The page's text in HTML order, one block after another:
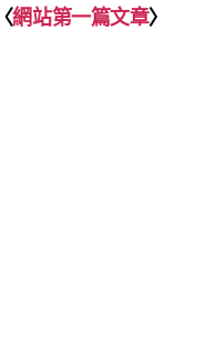
網站第一篇文章〉